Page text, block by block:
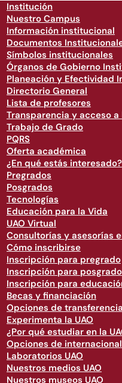
Institución
Nuestro Campus
Información institucional
Documentos
Símbolos institucionales
Órganos de Gobierno
Planeación y Efectividad
Directorio General
Lista de profesores
Transparencia y acceso
Trabajo de Grado
PQRS
Oferta académica
¿En qué estás interesado?
Pregrados
Posgrados
Tecnologías
Educación para la Vida
UAO Virtual
Consultorías y asesorías
Cómo inscribirse
Inscripción para pregrado
Inscripción para posgrado
Inscripción para
Becas y financiación
Opciones de
Experimenta la UAO
¿Por qué estudiar en la
Opciones de
Laboratorios UAO
Nuestros medios UAO
Nuestros museos UAO